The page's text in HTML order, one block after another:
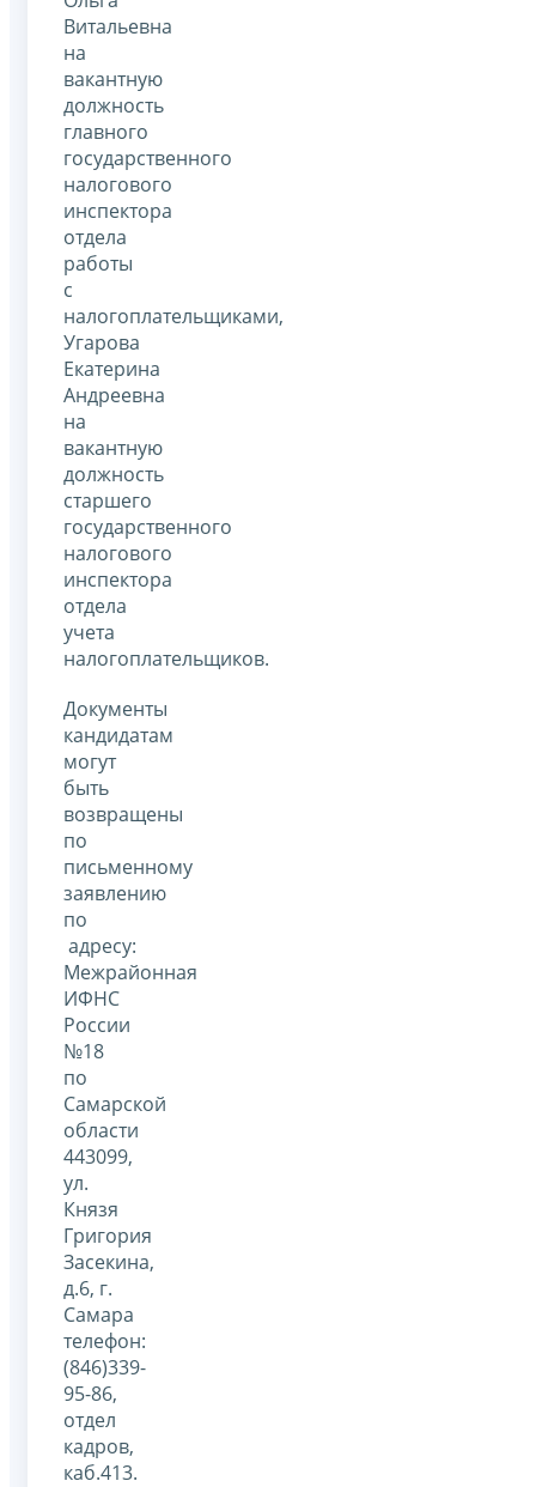
Витальевна
на
вакантную
должность
главного
государственного
налогового
инспектора
отдела
работы
с
налогоплательщиками,
Угарова
Екатерина
Андреевна
на
вакантную
должность
старшего
государственного
налогового
инспектора
отдела
учета
налогоплательщиков.
Документы
кандидатам
могут
быть
возвращены
по
письменному
заявлению
по
адресу:
Межрайонная
ИФНС
России
№18
по
Самарской
области
443099,
ул.
Князя
Григория
Засекина,
д.6, г.
Самара
телефон:
(846)339-
95-86,
отдел
кадров,
каб.413.